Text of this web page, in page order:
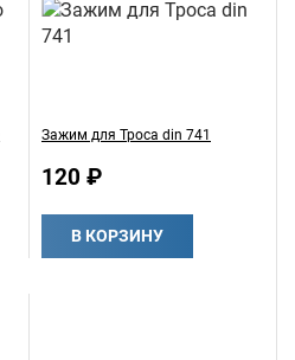
Зажим для Троса din 741
120 ₽
В КОРЗИНУ